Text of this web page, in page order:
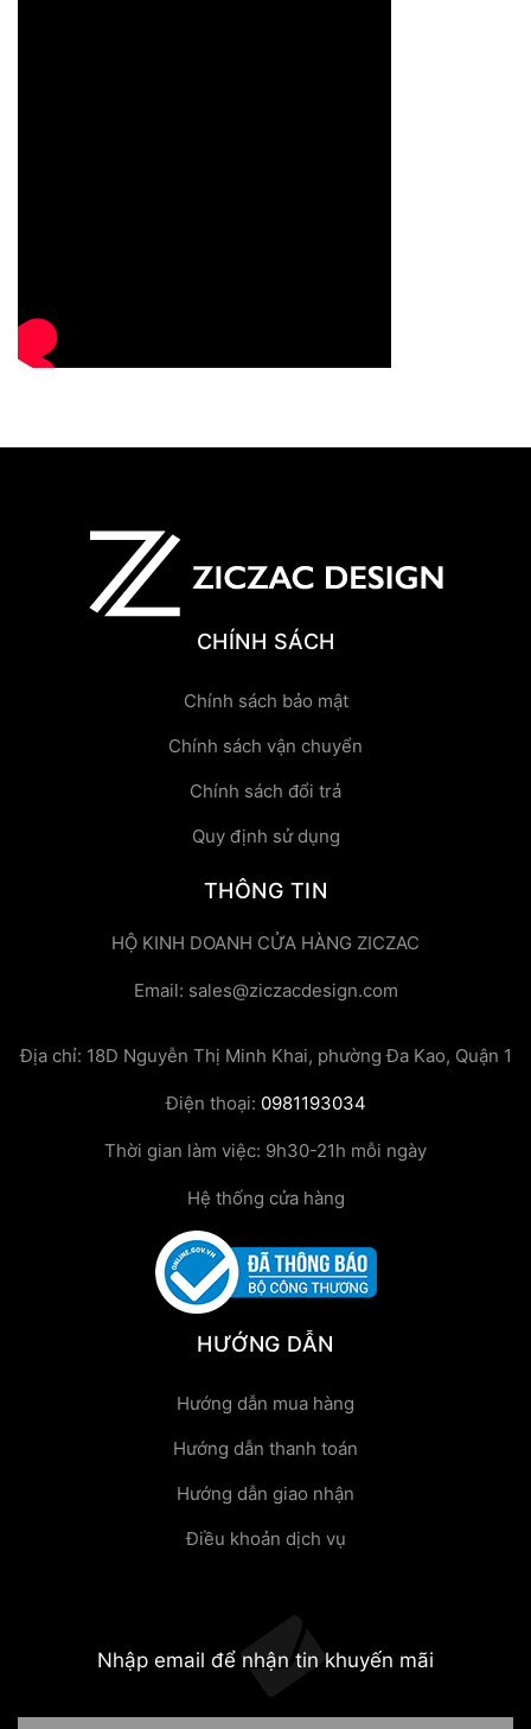
CHÍNH SÁCH
Chính sách bảo mật
Chính sách vận chuyển
Chính sách đổi trả
Quy định sử dụng
THÔNG TIN
HỘ KINH DOANH CỬA HÀNG ZICZAC
Email: sales@ziczacdesign.com
Địa chỉ: 18D Nguyễn Thị Minh Khai, phường Đa Kao, Quận 1
Điện thoại: 0981193034
Thời gian làm việc: 9h30-21h mỗi ngày
Hệ thống cửa hàng
HƯỚNG DẪN
Hướng dẫn mua hàng
Hướng dẫn thanh toán
Hướng dẫn giao nhận
Điều khoản dịch vụ
Nhập email để nhận tin khuyến mãi